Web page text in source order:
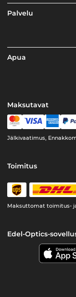
Palvelu
Apua
Maksutavat
Jälkivaatimus,
Toimitus
Maksuttomat toimitus-
Edel-Optics-